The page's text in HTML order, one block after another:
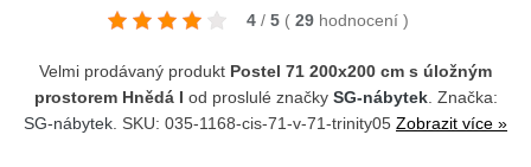
4 / 5 ( 29 hodnocení )
Velmi prodávaný produkt Postel 71 200x200 cm s úložným
prostorem Hnědá I od proslulé značky SG-nábytek. Značka:
SG-nábytek . SKU: 035-1168-cis-71-v-71-trinity05 Zobrazit více »